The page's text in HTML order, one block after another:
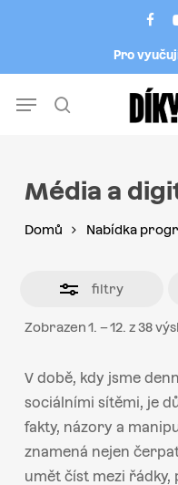
Pro
Menu
Média a
Domů Nabídka
filtry
Zobrazen 1. – 12. z 38
V době, kdy jsme
sociálními sítěmi, je
fakty, názory a
znamená nejen
umět číst mezi